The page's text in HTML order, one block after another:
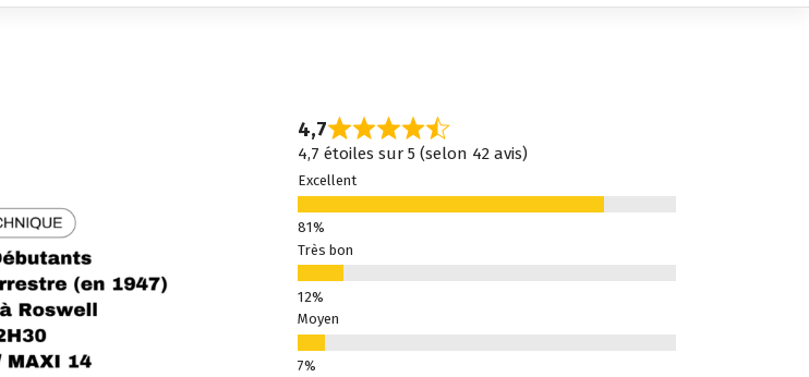
4,7
4,7 étoiles sur 5 (selon 42 avis)
Excellent
Très bon
Moyen